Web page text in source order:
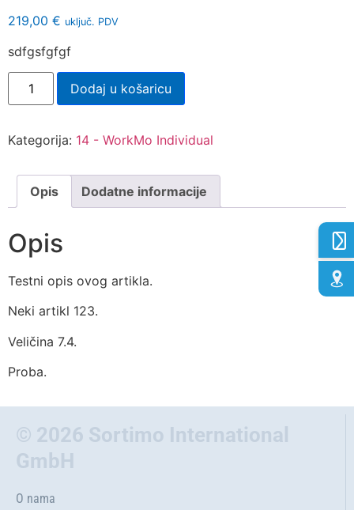
219,00 € uključ. PDV
sdfgsfgfgf
Dodaj u košaricu
Kategorija: 14 - WorkMo Individual
Opis Dodatne informacije
Opis
Testni opis ovog artikla.
Neki artikl 123.
Veličina 7.4.
Proba.
© 2026 Sortimo International
GmbH
O nama